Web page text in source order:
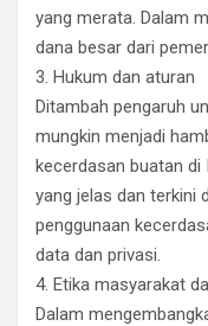
yang merata. Dalam
dana besar dari
3. Hukum dan aturan
Ditambah pengaruh
mungkin menjadi
kecerdasan buatan di
yang jelas dan terkini
penggunaan
data dan privasi.
4. Etika masyarakat
Dalam